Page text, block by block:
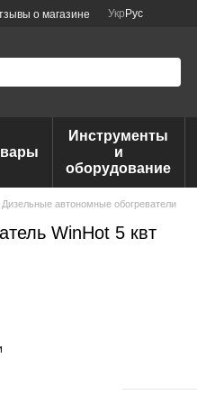
о магазине Укр Рус
Инструменты
и
оборудование
Дизельные автономные обогреватели
WinHot 5 квт